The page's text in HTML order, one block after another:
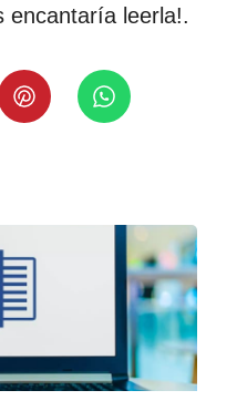
encantaría leerla!.